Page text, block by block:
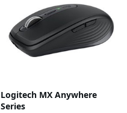
Logitech MX Anywhere
Series